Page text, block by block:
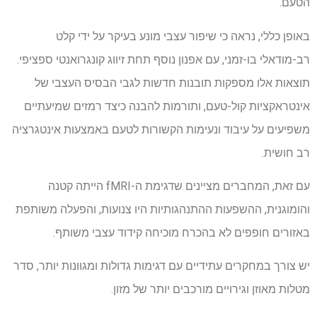
הטעם.
באופן כללי, נראה כי שיפור עצבי מונע בעיקר על ידי קלט
רב-מודאלי בו-זמני, עם אפנון נוסף תחת זיווג קונגרואנטי ספציפי.
תוצאות אלו מספקות תובנות חדשות לגבי הבסיס העצבי של
אינטראקציות קול-טעם, ותורמות להבנה כיצד רמזים שמיעתיים
משפיעים על עיבוד ונעימות הקשורות לטעם באמצעות אינטגרציה
רב חושית.
עם זאת, המחברים מציינים שדגימת ה-fMRI הייתה קטנה
והומוגנית, ההשפעות ההתנהגותיות היו צנועות, והפעלה משותפת
באזורים חופפים לא בהכרח מוכיחה קידוד עצבי משותף.
יש צורך במחקרים עתידיים עם דגימות גדולות ומגוונות יותר, סדר
מטלות מאוזן וגירויים מורכבים יותר של מזון.